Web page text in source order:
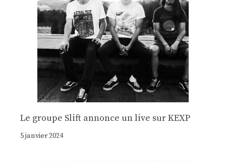
Le groupe Slift annonce un live sur KEXP
5 janvier 2024